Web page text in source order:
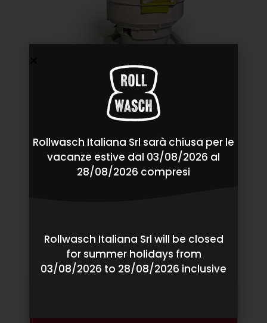
Rollwasch Italiana Srl sarà chiusa per le
vacanze estive dal 03/08/2026 al
28/08/2026 compresi
Rollwasch Italiana Srl will be closed
for summer holidays from
03/08/2026 to 28/08/2026 inclusive